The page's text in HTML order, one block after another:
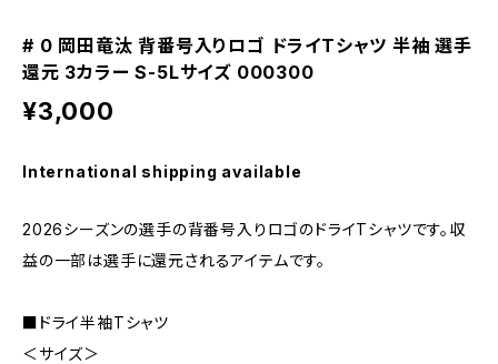
# 0 岡田竜汰 背番号入りロゴ ドライTシャツ 半袖 選手
還元 3カラー S-5Lサイズ 000300
¥3,000
International shipping available
2026シーズンの選手の背番号入りロゴのドライTシャツです。収
益の一部は選手に還元されるアイテムです。
■ドライ半袖Tシャツ
＜サイズ＞